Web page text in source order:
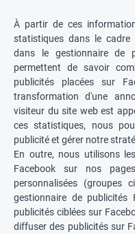
À partir de ces
statistiques dans le cadre
dans le gestionnaire de
permettent de savoir
publicités placées sur
transformation d'une
visiteur du site web est
ces statistiques, nous
publicité et gérer notre
En outre, nous utilisons
Facebook sur nos
personnalisées (groupes
gestionnaire de
publicités ciblées sur
diffuser des publicités sur